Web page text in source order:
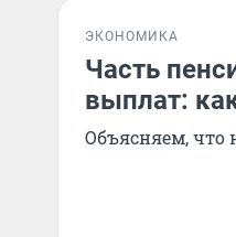
ЭКОНОМИКА
Часть
выплат:
Объясняем, что